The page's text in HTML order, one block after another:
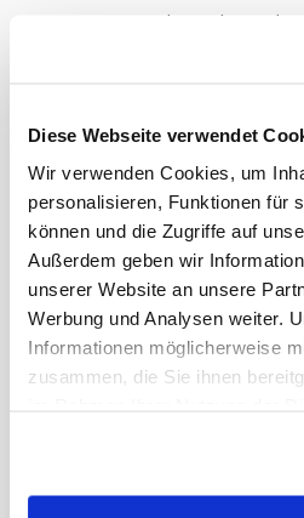
Diese Webseite verwendet
Wir verwenden Cookies, um
personalisieren, Funktionen für
können und die Zugriffe auf
Außerdem geben wir
unserer Website an unsere
Werbung und Analysen weiter.
Informationen möglicherweise
zusammen, die Sie ihnen
Hoe lever ik mijn
Laagste
Mijn
Algemene